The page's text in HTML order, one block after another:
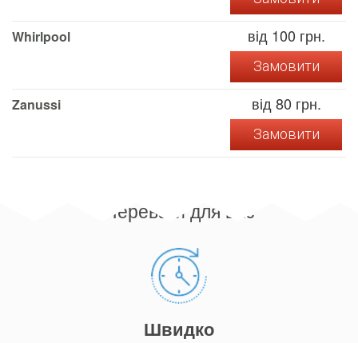
Whirlpool від 100 грн.
Замовити
Zanussi від 80 грн.
Замовити
Переваги для вас
Швидко